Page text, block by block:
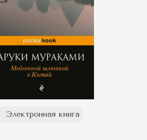
Электронная книга